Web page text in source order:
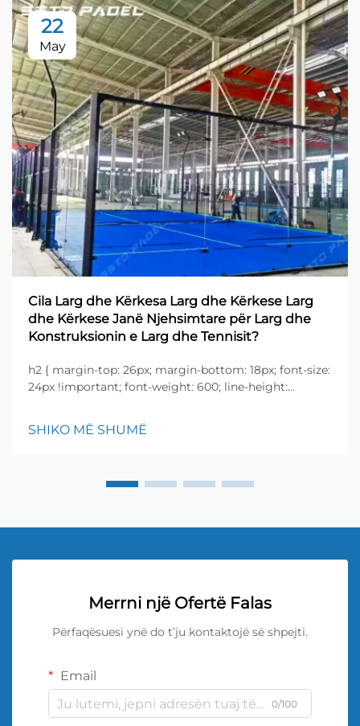
22
May
Cila Larg dhe Kërkesa Larg dhe Kërkese Larg
dhe Kërkese Janë Njehsimtare për Larg dhe
Konstruksionin e Larg dhe Tennisit?
h2 { margin-top: 26px; margin-bottom: 18px; font-size:
24px !important; font-weight: 600; line-height:
font-size: 20px !important; font-weight: 600; line-
height: ...}
SHIKO MË SHUMË
Merrni një Ofertë Falas
Përfaqësuesi ynë do t’ju kontaktojë së shpejti.
Email
0/100